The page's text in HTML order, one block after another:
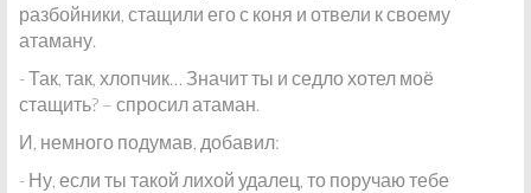
разбойники, стащили его с коня и отвели к своему
атаману.
- Так, так, хлопчик… Значит ты и седло хотел моё
стащить? – спросил атаман.
И, немного подумав, добавил:
- Ну, если ты такой лихой удалец, то поручаю тебе